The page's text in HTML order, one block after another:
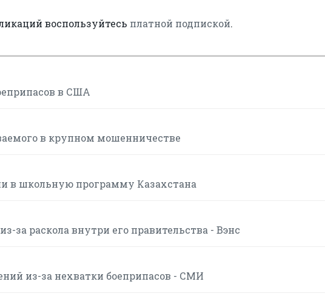
воспользуйтесь платной подпиской.
в США
в крупном мошенничестве
в школьную программу Казахстана
за раскола внутри его правительства - Вэнс
из-за нехватки боеприпасов - СМИ